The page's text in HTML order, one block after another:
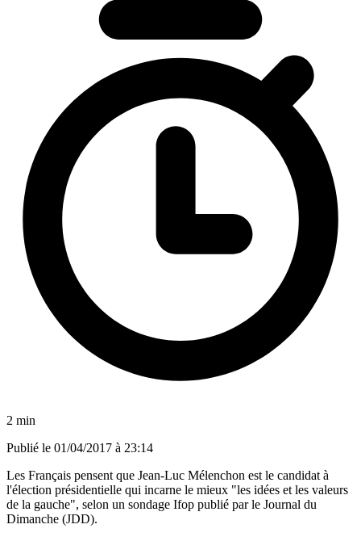
2 min
Publié le 01/04/2017 à 23:14
Les Français pensent que Jean-Luc Mélenchon est le candidat à
l'élection présidentielle qui incarne le mieux "les idées et les valeurs
de la gauche", selon un sondage Ifop publié par le Journal du
Dimanche (JDD).